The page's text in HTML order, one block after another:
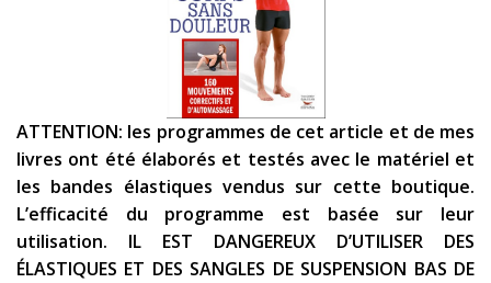
ATTENTION: les programmes de cet article et de mes
livres ont été élaborés et testés avec le matériel et
les bandes élastiques vendus sur cette boutique.
L’efficacité du programme est basée sur leur
utilisation. IL EST DANGEREUX D’UTILISER DES
ÉLASTIQUES ET DES SANGLES DE SUSPENSION BAS DE